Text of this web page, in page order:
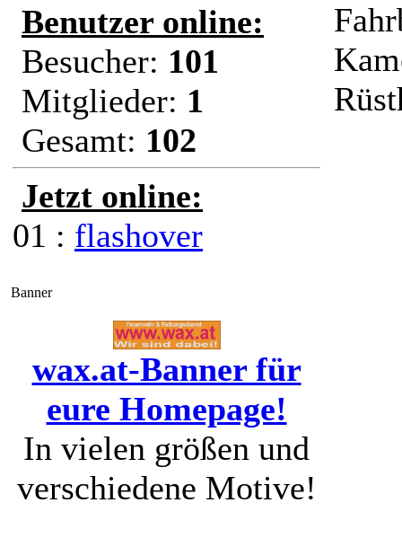
Benutzer online:
Besucher: 101
Mitglieder: 1
Gesamt: 102
Jetzt online:
01 : flashover
Banner
wax.at-Banner für
eure Homepage!
In vielen größen und
verschiedene Motive!